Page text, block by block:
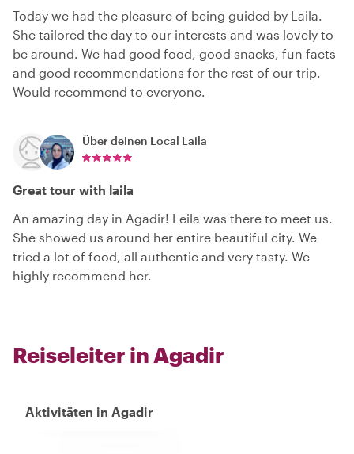
Today we had the pleasure of being guided by Laila.
She tailored the day to our interests and was lovely to
be around. We had good food, good snacks, fun facts
and good recommendations for the rest of our trip.
Would recommend to everyone.
Über deinen Local Laila
Great tour with laila
An amazing day in Agadir! Leila was there to meet us.
She showed us around her entire beautiful city. We
tried a lot of food, all authentic and very tasty. We
highly recommend her.
Reiseleiter in Agadir
Aktivitäten in Agadir